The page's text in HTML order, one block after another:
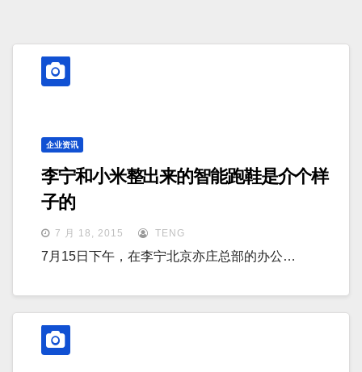
企业资讯
李宁和小米整出来的智能跑鞋是介个样
子的
7 月 18, 2015 TENG
7月15日下午，在李宁北京亦庄总部的办公…